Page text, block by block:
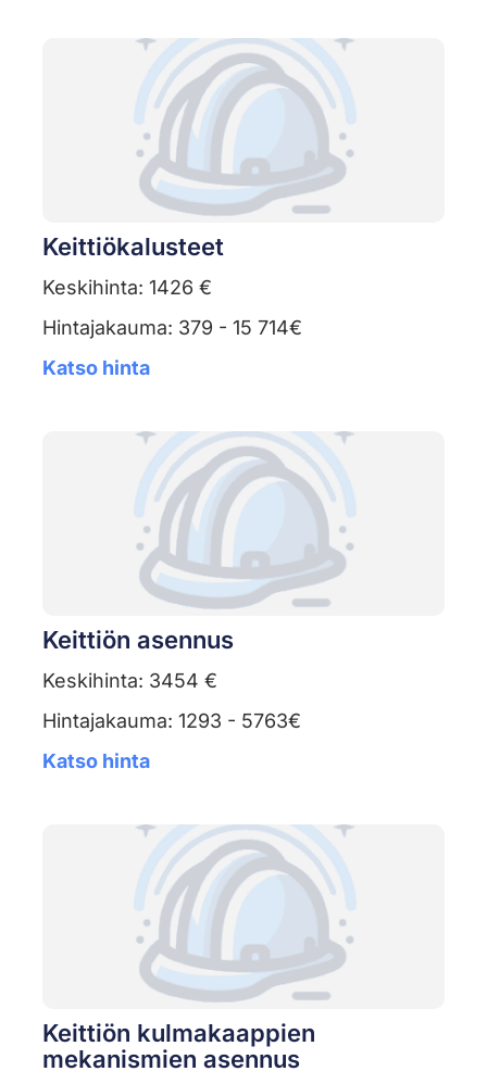
Keittiökalusteet
Keskihinta: 1426 €
Hintajakauma: 379 - 15 714€
Katso hinta
Keittiön asennus
Keskihinta: 3454 €
Hintajakauma: 1293 - 5763€
Katso hinta
Keittiön kulmakaappien
mekanismien asennus